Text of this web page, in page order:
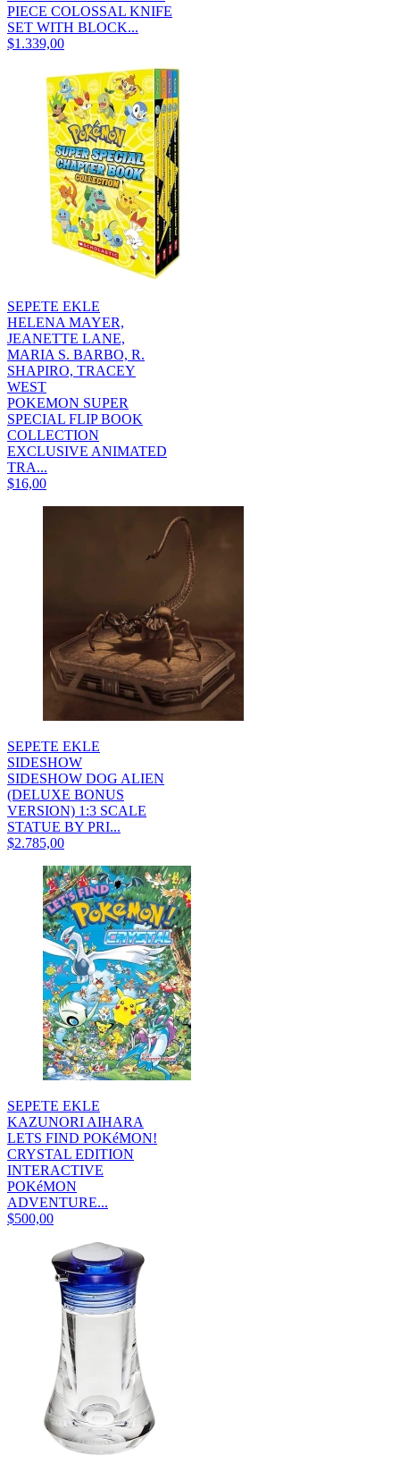
PIECE COLOSSAL KNIFE
SET WITH BLOCK...
$1.339,00
SEPETE EKLE
HELENA MAYER,
JEANETTE LANE,
MARIA S. BARBO, R.
SHAPIRO, TRACEY
WEST
POKEMON SUPER
SPECIAL FLIP BOOK
COLLECTION
EXCLUSIVE ANIMATED
TRA...
$16,00
SEPETE EKLE
SIDESHOW
SIDESHOW DOG ALIEN
(DELUXE BONUS
VERSION) 1:3 SCALE
STATUE BY PRI...
$2.785,00
SEPETE EKLE
KAZUNORI AIHARA
LETS FIND POKéMON!
CRYSTAL EDITION
INTERACTIVE
POKéMON
ADVENTURE...
$500,00